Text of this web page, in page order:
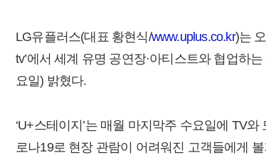
LG유플러스(대표 황현식/www.uplus.co.kr)는
tv’에서 세계 유명 공연장·아티스트와 협업하
요일) 밝혔다.
‘U+스테이지’는 매월 마지막주 수요일에 TV
로나19로 현장 관람이 어려워진 고객들에게